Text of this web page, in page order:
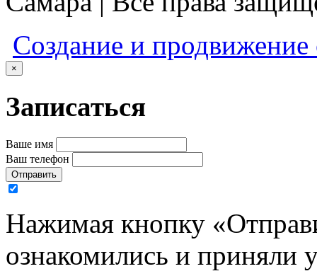
Создание и
×
Записаться
Ваше имя
Ваш телефон
Отправить
Нажимая кнопку
ознакомились и приняли